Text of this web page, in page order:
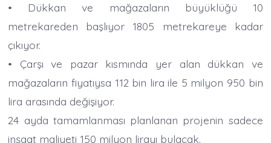
• Dükkan ve mağazaların büyüklüğü 10
metrekareden başlıyor 1805 metrekareye kadar
çıkıyor.
• Çarşı ve pazar kısmında yer alan dükkan ve
mağazaların fiyatıysa 112 bin lira ile 5 milyon 950 bin
lira arasında değişiyor.
24 ayda tamamlanması planlanan projenin sadece
inşaat maliyeti 150 milyon lirayı bulacak.